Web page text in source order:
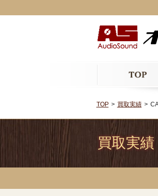
TOP 買取実績
買取実績